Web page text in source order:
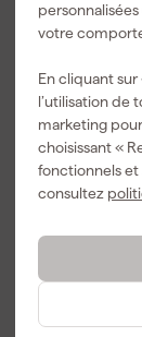
votre
En cliquant
l’utilisation de
marketing
choisissant «
fonctionnels et
consultez
Altrex 228011
Kit de fixation
d'échelle
Livré demain
233,59